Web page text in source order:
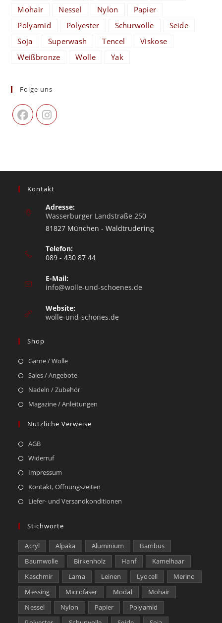
Mohair
Nessel Nylon
Papier
Polyamid
Polyester Schurwolle
Seide
Soja
Superwash Tencel
Viskose
Weißbronze
Wolle Yak
Folge uns
Kontakt
Adresse:
Wasserburger Landstraße 250
81827 München - Waldtrudering
Telefon:
089 - 430 87 44
E-Mail:
info@wolle-und-schoenes.de
Website:
wolle-und-schönes.de
Shop
Garne / Wolle
Sales / Angebote
Nadeln / Zubehör
Magazine / Anleitungen
Nützliche Verweise
AGB
Widerruf
Impressum
Kontakt, Öffnungszeiten
Liefer- und Versandkonditionen
Stichworte
Acryl Alpaka Aluminium
Bambus
Baumwolle
Birkenholz Hanf
Kamelhaar
Kaschmir
Lama Leinen Lyocell
Merino
Messing
Microfaser Modal
Mohair
Nessel
Nylon Papier
Polyamid